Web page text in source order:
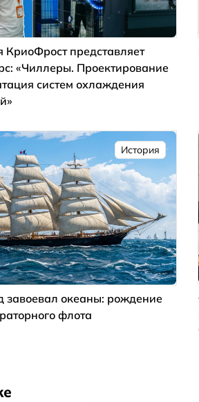
КриоФрост представляет
«Чиллеры. Проектирование
систем охлаждения
История
завоевал океаны: рождение
флота